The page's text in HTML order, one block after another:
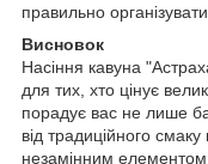
правильно
Висновок
Насіння кавуна
для тих, хто цінує
порадує вас не лише
від традиційного
незамінним